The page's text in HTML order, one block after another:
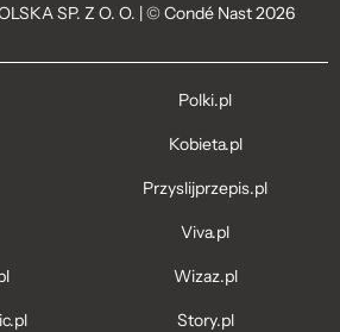
SP. Z O. O. | © Condé Nast 2026
Polki.pl
Kobieta.pl
Przyslijprzepis.pl
Viva.pl
Wizaz.pl
Story.pl